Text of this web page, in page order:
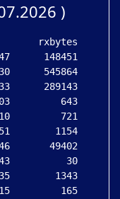
)
rxbytes
148451
545864
289143
643
721
1154
49402
30
1343
165